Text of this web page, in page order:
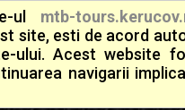
ul mtb-
site, esti de acord
ului. Acest website
navigarii